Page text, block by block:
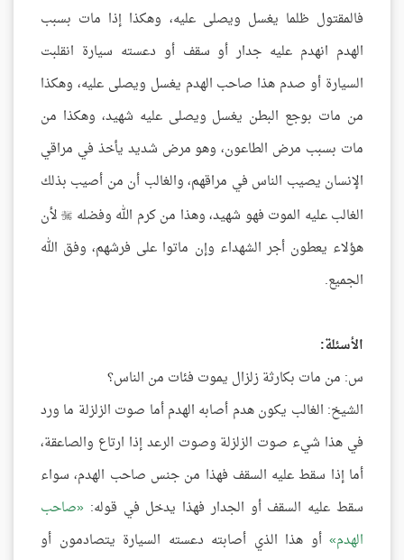
فالمقتول ظلما يغسل ويصلى عليه، وهكذا إذا مات بسبب
الهدم انهدم عليه جدار أو سقف أو دعسته سيارة انقلبت
السيارة أو صدم هذا صاحب الهدم يغسل ويصلى عليه، وهكذا
من مات بوجع البطن يغسل ويصلى عليه شهيد، وهكذا من
مات بسبب مرض الطاعون، وهو مرض شديد يأخذ في مراقي
الإنسان يصيب الناس في مراقهم، والغالب أن من أصيب بذلك
الغالب عليه الموت فهو شهيد، وهذا من كرم الله وفضله لأن
هؤلاء يعطون أجر الشهداء وإن ماتوا على فرشهم، وفق الله
الجميع.
الأسئلة:
س: من مات بكارثة زلزال يموت فئات من الناس؟
الشيخ: الغالب يكون هدم أصابه الهدم أما صوت الزلزلة ما ورد
في هذا شيء صوت الزلزلة وصوت الرعد إذا ارتاع والصاعقة،
أما إذا سقط عليه السقف فهذا من جنس صاحب الهدم، سواء
سقط عليه السقف أو الجدار فهذا يدخل في قوله:
صاحب
الهدم
أو هذا الذي أصابته دعسته السيارة يتصادمون أو